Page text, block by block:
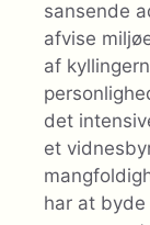
sansende
afvise
af
det
et
har at